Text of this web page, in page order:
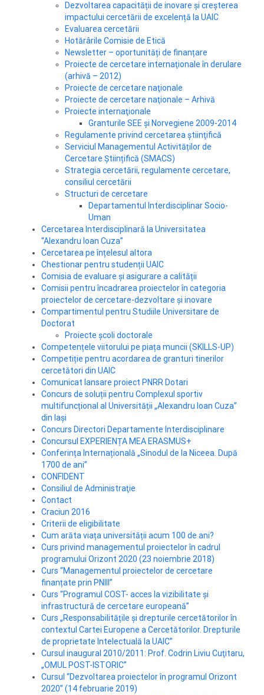
Dezvoltarea capacității de inovare și creșterea
impactului cercetării de excelență la UAIC
Evaluarea cercetării
Hotărârile Comisie de Etică
Newsletter – oportunități de finanțare
Proiecte de cercetare internaţionale în derulare
(arhivă – 2012)
Proiecte de cercetare naţionale
Proiecte de cercetare naţionale – Arhivă
Proiecte internaţionale
Granturile SEE și Norvegiene 2009-2014
Regulamente privind cercetarea ştiinţifică
Serviciul Managementul Activităților de
Cercetare Științifică (SMACS)
Strategia cercetării, regulamente cercetare,
consiliul cercetării
Structuri de cercetare
Departamentul Interdisciplinar Socio-
Uman
Cercetarea Interdisciplinară la Universitatea
“Alexandru Ioan Cuza”
Cercetarea pe înțelesul altora
Chestionar pentru studenții UAIC
Comisia de evaluare și asigurare a calității
Comisii pentru încadrarea proiectelor în categoria
proiectelor de cercetare-dezvoltare și inovare
Compartimentul pentru Studiile Universitare de
Doctorat
Proiecte şcoli doctorale
Competențele viitorului pe piața muncii (SKILLS-UP)
Competiție pentru acordarea de granturi tinerilor
cercetători din UAIC
Comunicat lansare proiect PNRR Dotari
Concurs de soluții pentru Complexul sportiv
multifuncțional al Universității „Alexandru Ioan Cuza”
din Iași
Concurs Directori Departamente Interdisciplinare
Concursul EXPERIENȚA MEA ERASMUS+
Conferința Internațională „Sinodul de la Niceea. După
1700 de ani”
CONFIDENT
Consiliul de Administraţie
Contact
Craciun 2016
Criterii de eligibilitate
Cum arăta viața universității acum 100 de ani?
Curs privind managementul proiectelor în cadrul
programului Orizont 2020 (23 noiembrie 2018)
Curs “Managementul proiectelor de cercetare
finanțate prin PNIII”
Curs “Programul COST- acces la vizibilitate și
infrastructură de cercetare europeană”
Curs „Responsabilitățile și drepturile cercetătorilor în
contextul Cartei Europene a Cercetătorilor. Drepturile
de proprietate Intelectuală la UAIC”
Cursul inaugural 2010/2011: Prof. Codrin Liviu Cuţitaru,
„OMUL POST-ISTORIC”
Cursul “Dezvoltarea proiectelor în programul Orizont
2020” (14 februarie 2019)